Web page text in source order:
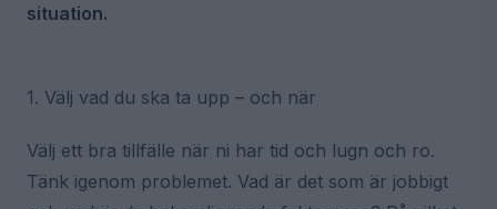
situation.
1. Välj vad du ska ta upp – och när
Välj ett bra tillfälle när ni har tid och lugn och ro.
Tänk igenom problemet. Vad är det som är jobbigt